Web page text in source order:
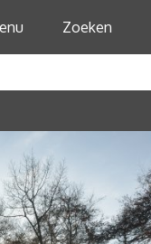
Zoeken